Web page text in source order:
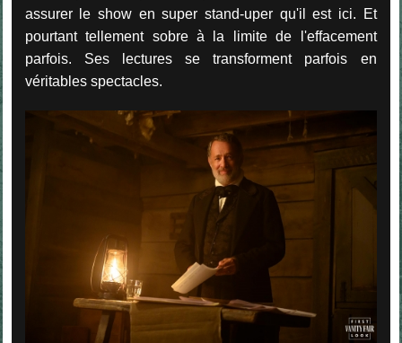
assurer le show en super stand-uper qu'il est ici. Et
pourtant tellement sobre à la limite de l'effacement
parfois. Ses lectures se transforment parfois en
véritables spectacles.